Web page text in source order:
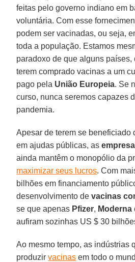
feitas pelo governo indiano em
voluntária. Com esse
podem ser vacinadas, ou seja,
toda a população. Estamos
paradoxo de que alguns países,
terem comprado vacinas a um
pago pela União Europeia. Se
curso, nunca seremos capazes
pandemia.
Apesar de terem se beneficiado
em ajudas públicas, as
ainda mantêm o monopólio da
maximizar seus lucros. Com
bilhões em financiamento
desenvolvimento devacinas
se que apenas Pfizer, Moderna
aufiram sozinhas US $ 30
Ao mesmo tempo, as indústrias
produzirvacinas em todo o